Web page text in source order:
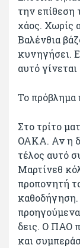
την επίθεση
χάος. Χωρίς
Βαλένθια
κυνηγήσει.
αυτό
Το πρόβλημα
Στο τρίτο
ΟΑΚΑ. Αν η
τέλος αυτό
Μαρτίνεθ
προπονητή
δεις. Ο ΠΑΟ
και